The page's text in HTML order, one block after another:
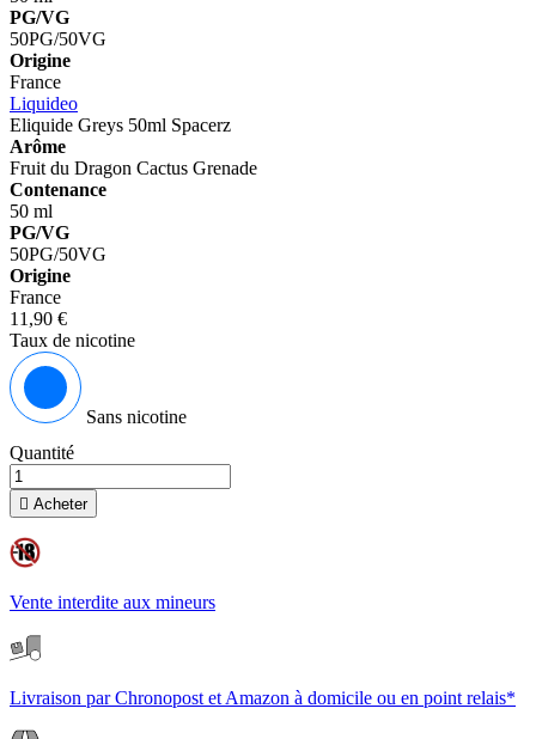
PG/VG
50PG/50VG
Origine
France
Liquideo
Eliquide Greys 50ml Spacerz
Arôme
Fruit du Dragon Cactus Grenade
Contenance
50 ml
PG/VG
50PG/50VG
Origine
France
11,90 €
Taux de nicotine
Sans nicotine
Quantité
 Acheter
Vente interdite aux mineurs
Livraison par Chronopost et Amazon à domicile ou en point relais*